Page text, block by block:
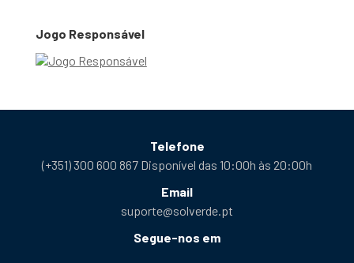
Jogo Responsável
Telefone
(+351) 300 600 867 Disponível das 10:00h às 20:00h
Email
suporte@solverde.pt
Segue-nos em